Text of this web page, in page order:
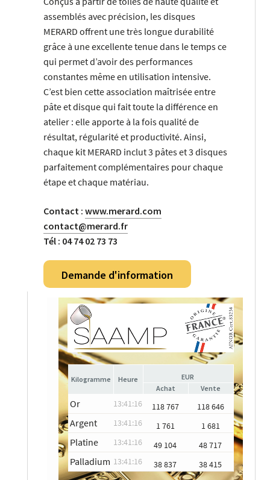
assemblés avec précision, les disques
MERARD offrent une très longue durabilité
grâce à une excellente tenue dans le temps ce
qui permet d’avoir des performances
constantes même en utilisation intensive.
C’est bien cette association maîtrisée entre
pâte et disque qui fait toute la différence en
atelier : elle apporte à la fois qualité de
résultat, régularité et productivité. Ainsi,
chaque kit MERARD inclut 3 pâtes et 3 disques
parfaitement complémentaires pour chaque
étape et chaque matériau.
Contact : www.merard.com
contact@merard.fr
Tél : 04 74 02 73 73
Demande d'information
Heure
EUR
Achat
Vente
Or 13:41:16 118 767 118 646
Argent 13:41:16 1 761 1 681
Platine 13:41:16 49 104 48 717
Palladium 13:41:16 38 837 38 415